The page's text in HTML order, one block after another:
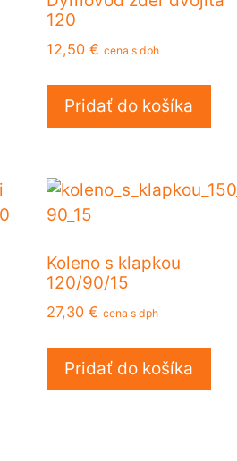
120
12,50€ cena s dph
Pridať do košíka
Koleno s klapkou
120/90/15
27,30€ cena s dph
Pridať do košíka